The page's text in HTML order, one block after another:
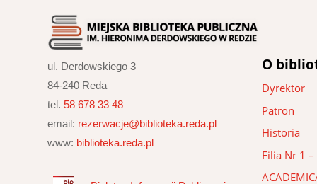
ul. Derdowskiego 3
84-240 Reda
tel.58 678 33 48
email: rezerwacje@biblioteka.reda.pl
www: biblioteka.reda.pl
O
Dyrektor
Patron
Historia
Filia Nr 1 –